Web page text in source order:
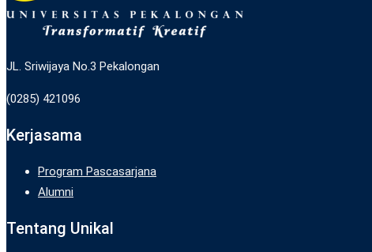
JL. Sriwijaya No.3 Pekalongan
(0285) 421096
Kerjasama
Program Pascasarjana
Alumni
Tentang Unikal